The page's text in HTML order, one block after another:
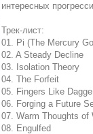
интересных
Трек-лист:
01. Pi (The Mercury
02. A Steady Decline
03. Isolation Theory
04. The Forfeit
05. Fingers Like
06. Forging a Future
07. Warm Thoughts of
08. Engulfed